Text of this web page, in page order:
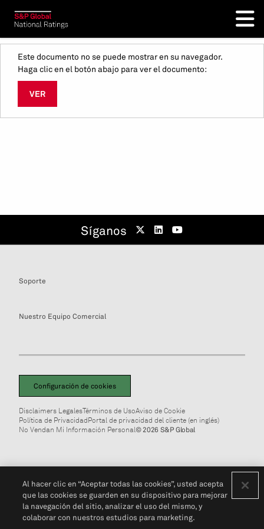
Este documento no se puede mostrar en su navegador.
Haga clic en el botón abajo para ver el documento:
VER
Síganos
Soporte
Nuestro Equipo Comercial
Configuración de cookies
Disclaimers LegalesTérminos de UsoAviso de Cookie
Política de PrivacidadPortal de privacidad del cliente (en inglés)
No Vendan Mi Información Personal© 2026 S&P Global
Al hacer clic en “Aceptar todas las cookies”, usted acepta
que las cookies se guarden en su dispositivo para mejorar
la navegación del sitio, analizar el uso del mismo, y
colaborar con nuestros estudios para marketing.